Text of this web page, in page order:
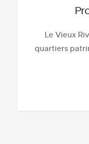
Le Vieux
quartiers